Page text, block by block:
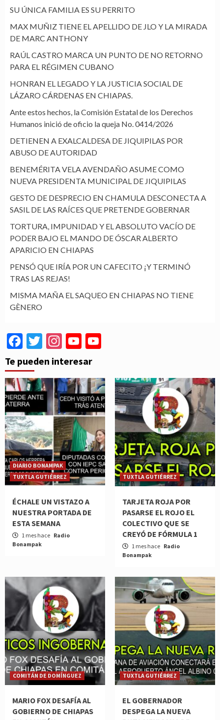
SU ÚNICA FAMILIA ES SU PERRITO
MAX MUÑIZ TIENE EL APELLIDO DE JLO Y LA MIRADA
DE MARC ANTHONY
RAÚL CASTRO MARCA UN PUNTO DE NO RETORNO
PARA EL RÉGIMEN CUBANO
HONRAN EL LEGADO Y LA JUSTICIA SOCIAL DE
LÁZARO CÁRDENAS EN CHIAPAS.
Ante estos hechos, la Comisión Estatal de los Derechos
Humanos inició de oficio la queja No. 0414/2026
DETIENEN A EXALCALDESA DE JIQUIPILAS POR
ABUSO DE AUTORIDAD
BENEMÉRITA VELA AVENDAÑO ASUME COMO
NUEVA PRESIDENTA MUNICIPAL DE JIQUIPILAS
GESTO DE DESPRECIO EN CHAMULA DESCONECTA A
SASIL DE LAS RAÍCES QUE PRETENDE GOBERNAR
TORTURA, IMPUNIDAD Y EL ABSOLUTO VACÍO DE
PODER BAJO EL MANDO DE ÓSCAR ALBERTO
APARICIO EN CHIAPAS
PENSÓ QUE IRÍA POR UN CAFECITO ¡Y TERMINÓ
TRAS LAS REJAS!
MISMA MAÑA EL SAQUEO EN CHIAPAS NO TIENE
GÈNERO
Facebook
Twitter
Instagram
YouTube
Te pueden interesar
DIARIO BONAMPAK
TUXTLA GUTIÉRREZ
ÉCHALE UN VISTAZO A
NUESTRA PORTADA DE
ESTA SEMANA
1 mes hace Radio
Bonampak
TUXTLA GUTIÉRREZ
TARJETA ROJA POR
PASARSE EL ROJO EL
COLECTIVO QUE SE
CREYÓ DE FÓRMULA 1
1 mes hace Radio
Bonampak
COMITÁN DE DOMÍNGUEZ
MARIO FOX DESAFÍA AL
GOBIERNO DE CHIAPAS
TUXTLA GUTIÉRREZ
EL GOBERNADOR
DESPEGA LA NUEVA